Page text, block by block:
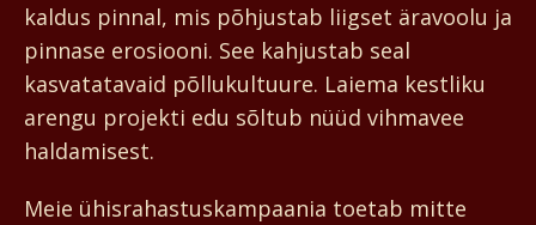
kaldus pinnal, mis põhjustab liigset äravoolu ja
pinnase erosiooni. See kahjustab seal
kasvatatavaid põllukultuure. Laiema kestliku
arengu projekti edu sõltub nüüd vihmavee
haldamisest.
Meie ühisrahastus­kampaania toetab mitte